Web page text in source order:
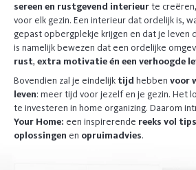
sereen en rustgevend interieurte
voor elk gezin. Een interieur dat ordelijk is,
gepast opbergplekje krijgen en dat je leven
is namelijk bewezen dat een ordelijke
rust, extra motivatie én een verhoogde
Bovendien zal je eindelijk tijd hebben voor
leven: meer tijd voor jezelf en je gezin. Het
te investeren in home organizing. Daarom
Your Home: een inspirerende reeks vol
oplossingen en opruimadvies.